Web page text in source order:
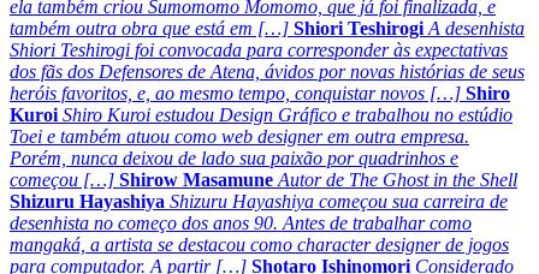
ela também criou Sumomomo Momomo, que já foi finalizada, e
também outra obra que está em […] Shiori Teshirogi A desenhista
Shiori Teshirogi foi convocada para corresponder às expectativas
dos fãs dos Defensores de Atena, ávidos por novas histórias de seus
heróis favoritos, e, ao mesmo tempo, conquistar novos […] Shiro
Kuroi Shiro Kuroi estudou Design Gráfico e trabalhou no estúdio
Toei e também atuou como web designer em outra empresa.
Porém, nunca deixou de lado sua paixão por quadrinhos e
começou […] Shirow Masamune Autor de The Ghost in the Shell
Shizuru Hayashiya Shizuru Hayashiya começou sua carreira de
desenhista no começo dos anos 90. Antes de trabalhar como
mangaká, a artista se destacou como character designer de jogos
para computador. A partir […] Shotaro Ishinomori Considerado